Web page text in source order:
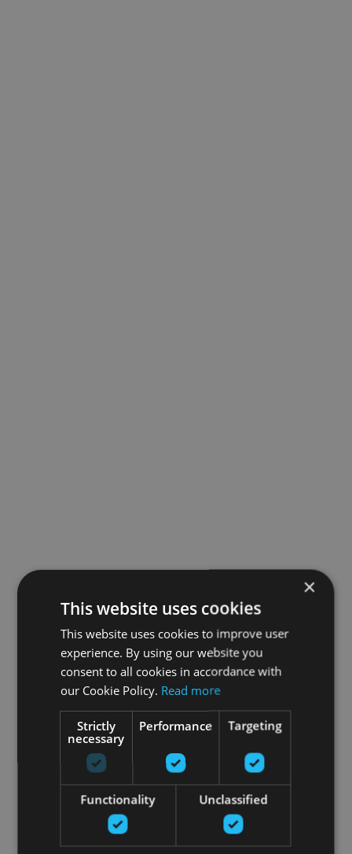
×
This website uses cookies
This website uses cookies to improve user
experience. By using our website you
consent to all cookies in accordance with
our Cookie Policy. Read more
Strictly
necessary
Performance Targeting
Functionality Unclassified